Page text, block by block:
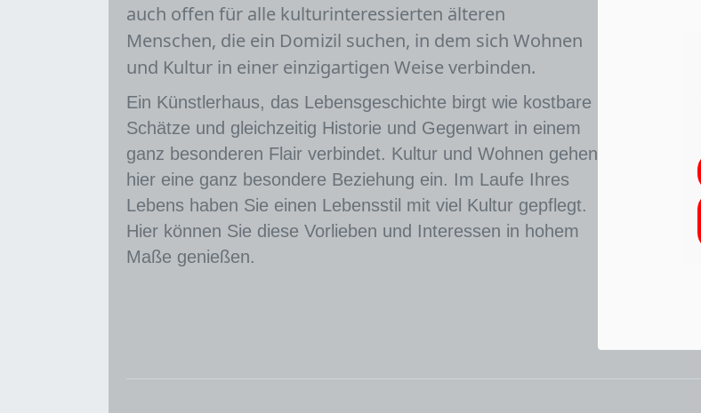
auch offen für alle kulturinteressierten älteren
Menschen, die ein Domizil suchen, in dem sich Wohnen
und Kultur in einer einzigartigen Weise verbinden.
Ein Künstlerhaus, das Lebensgeschichte birgt wie kostbare
Schätze und gleichzeitig Historie und Gegenwart in einem
ganz besonderen Flair verbindet. Kultur und Wohnen gehen
hier eine ganz besondere Beziehung ein. Im Laufe Ihres
Lebens haben Sie einen Lebensstil mit viel Kultur gepflegt.
Hier können Sie diese Vorlieben und Interessen in hohem
Maße genießen.